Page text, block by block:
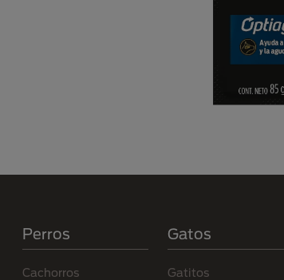
Perros
Cachorros
Gatos
Gatitos